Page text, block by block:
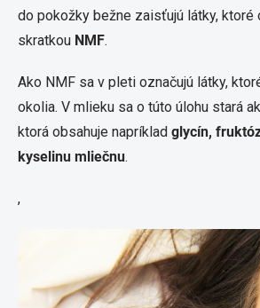
do pokožky bežne zaisťujú látky, ktoré
skratkou NMF.
Ako NMF sa v pleti označujú látky,
okolia. V mlieku sa o túto úlohu stará
ktorá obsahuje napríklad glycín,
kyselinu mliečnu.
,